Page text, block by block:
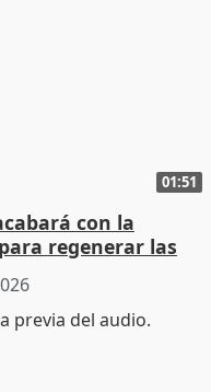
01:51
con la
regenerar las